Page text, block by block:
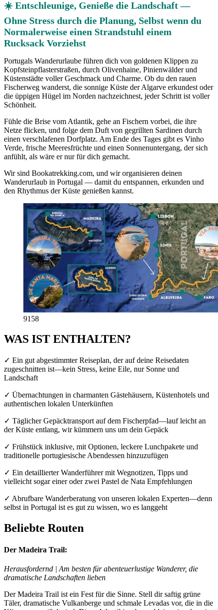
☀️ Entschleunige, Genieße die Landschaft —
Ohne Stress durch die Planung, Selbst wenn du
Normalerweise einen Strandstuhl einem
Rucksack Vorziehst
Portugals Wanderurlaube führen dich von goldenen Klippen zu
Kopfsteinpflasterstraßen, durch Olivenhaine, Pinienwälder und
Küstenstädte voller Geschmack und Charme. Ob du den rauen
Fischerweg wanderst, die sonnige Küste der Algarve erkundest oder
die üppigen Hügel im Norden nachzeichnest, jeder Schritt ist voller
Schönheit.
Fühle die Brise vom Atlantik, gehe an Fischern vorbei, die ihre
Netze flicken, und folge dem Duft von gegrillten Sardinen durch
einen verschlafenen Dorfplatz. Am Ende des Tages gibt es Vinho
Verde, frische Meeresfrüchte und einen Sonnenuntergang, der sich
anfühlt, als wäre er nur für dich gemacht.
Wir sind Bookatrekking.com, und wir organisieren deinen
Wanderurlaub in Portugal — damit du entspannen, erkunden und
den Rhythmus der Küste genießen kannst.
9158
WAS IST ENTHALTEN?
✓ Ein gut abgestimmter Reiseplan, der auf deine Reisedaten
zugeschnitten ist—kein Stress, keine Eile, nur Sonne und
Landschaft
✓ Übernachtungen in charmanten Gästehäusern, Küstenhotels und
authentischen lokalen Unterkünften
✓ Täglicher Gepäcktransport auf dem Fischerpfad—lauf leicht an
der Küste entlang, wir kümmern uns um dein Gepäck
✓ Frühstück inklusive, mit Optionen, leckere Lunchpakete und
traditionelle portugiesische Abendessen hinzuzufügen
✓ Ein detaillierter Wanderführer mit Wegnotizen, Tipps und
vielleicht sogar einer oder zwei Pastel de Nata Empfehlungen
✓ Abrufbare Wanderberatung von unseren lokalen Experten—denn
selbst in Portugal ist es gut zu wissen, wo es langgeht
Beliebte Routen
Der Madeira Trail:
Herausfordernd | Am besten für abenteuerlustige Wanderer, die
dramatische Landschaften lieben
Der Madeira Trail ist ein Fest für die Sinne. Stell dir saftig grüne
Täler, dramatische Vulkanberge und schmale Levadas vor, die in die